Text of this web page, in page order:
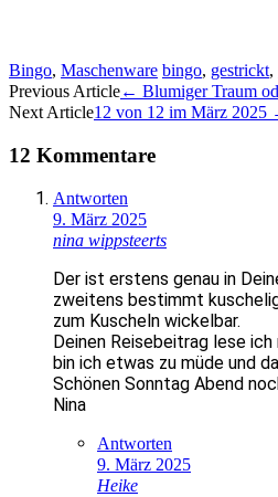
Bingo, Maschenware bingo, gestrickt,
Artikel-
Navigation
Previous Article← Blumiger Traum
Next Article12 von 12 im März 2025
12 Kommentare
Antworten
9. März 2025
nina wippsteerts
Der ist erstens genau in
zweitens bestimmt
zum Kuscheln wickelbar.
Deinen Reisebeitrag lese
bin ich etwas zu müde und
Schönen Sonntag Abend
Nina
Antworten
9. März 2025
Heike